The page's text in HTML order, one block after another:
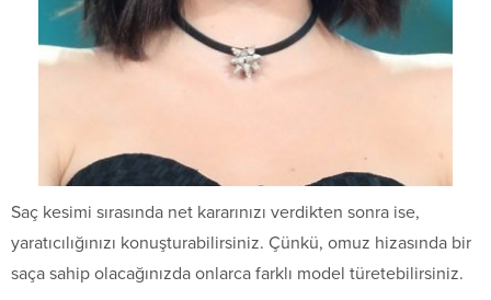
Saç kesimi sırasında net kararınızı verdikten sonra ise,
yaratıcılığınızı konuşturabilirsiniz. Çünkü, omuz hizasında bir
saça sahip olacağınızda onlarca farklı model türetebilirsiniz.